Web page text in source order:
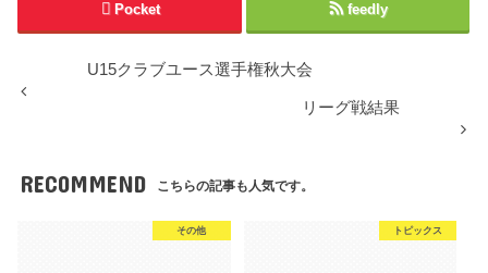
Pocket feedly
U15クラブユース選手権秋大会
リーグ戦結果
RECOMMEND こちらの記事も人気です。
その他 トピックス